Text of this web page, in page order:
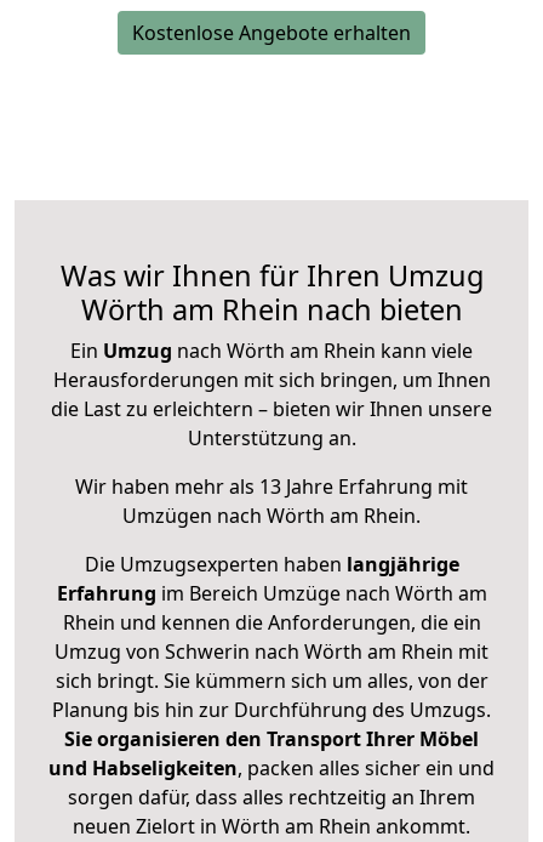
Kostenlose Angebote erhalten
Was wir Ihnen für Ihren Umzug
Wörth am Rhein nach bieten
Ein Umzug nach Wörth am Rhein kann viele
Herausforderungen mit sich bringen, um Ihnen
die Last zu erleichtern – bieten wir Ihnen unsere
Unterstützung an.
Wir haben mehr als 13 Jahre Erfahrung mit
Umzügen nach Wörth am Rhein.
Die Umzugsexperten haben langjährige
Erfahrung im Bereich Umzüge nach Wörth am
Rhein und kennen die Anforderungen, die ein
Umzug von Schwerin nach Wörth am Rhein mit
sich bringt. Sie kümmern sich um alles, von der
Planung bis hin zur Durchführung des Umzugs.
Sie organisieren den Transport Ihrer Möbel
und Habseligkeiten, packen alles sicher ein und
sorgen dafür, dass alles rechtzeitig an Ihrem
neuen Zielort in Wörth am Rhein ankommt.